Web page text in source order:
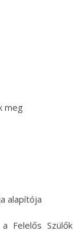
meg
alapítója
Felelős Szülők